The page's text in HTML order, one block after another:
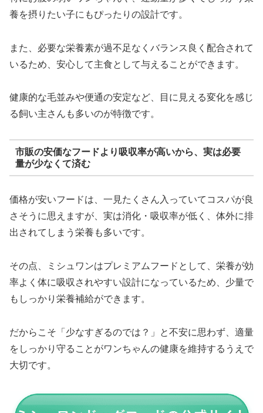
養を摂りたい子にもぴったりの設計です。
また、必要な栄養素が過不足なくバランス良く配合されて
いるため、安心して主食として与えることができます。
健康的な毛並みや便通の安定など、目に見える変化を感じ
る飼い主さんも多いのが特徴です。
市販の安価なフードより吸収率が高いから、実は必要
量が少なくて済む
価格が安いフードは、一見たくさん入っていてコスパが良
さそうに思えますが、実は消化・吸収率が低く、体外に排
出されてしまう栄養も多いです。
その点、ミシュワンはプレミアムフードとして、栄養が効
率よく体に吸収されやすい設計になっているため、少量で
もしっかり栄養補給ができます。
だからこそ「少なすぎるのでは？」と不安に思わず、適量
をしっかり守ることがワンちゃんの健康を維持するうえで
大切です。